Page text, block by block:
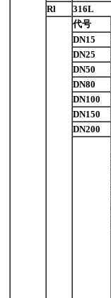
Rl
316L
代号
DN15
DN25
DN50
DN80
DN100
DN150
DN200